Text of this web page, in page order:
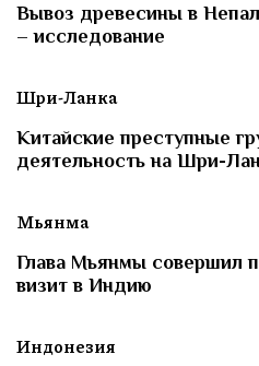
Вывоз древесины в
– исследование
Шри-Ланка
Китайские преступные
деятельность на Шри-
Мьянма
Глава Мьянмы совершил
визит в Индию
Индонезия